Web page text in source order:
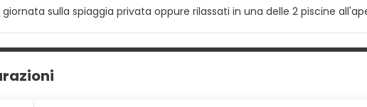
giornata sulla spiaggia privata oppure rilassati in una delle 2 piscine
delle 409 camere con aria condizionata della struttura, complete di
di vasca o doccia, set di cortesia gratuiti e asciugacapelli. I